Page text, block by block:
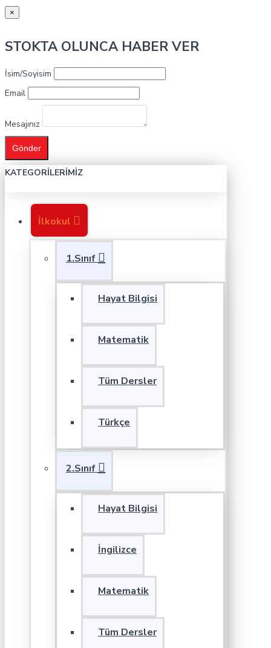
×
STOKTA OLUNCA HABER VER
İsim/Soyisim
Email
Mesajınız
Gönder
KATEGORILERIMIZ
İlkokul
1.Sınıf
Hayat Bilgisi
Matematik
Tüm Dersler
Türkçe
2.Sınıf
Hayat Bilgisi
İngilizce
Matematik
Tüm Dersler